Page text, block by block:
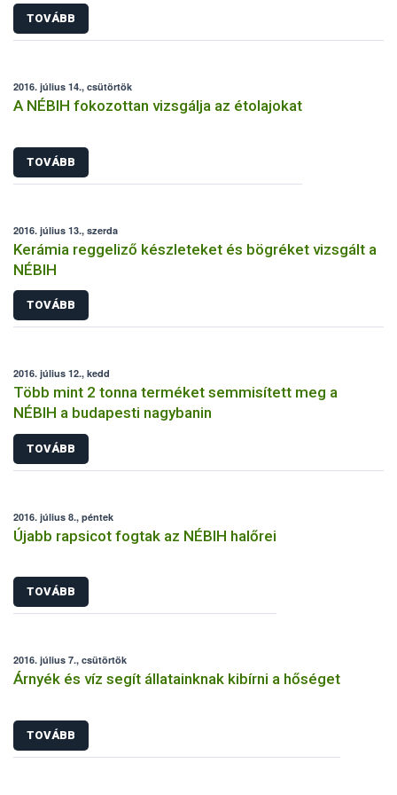
TOVÁBB
2016. július 14., csütörtök
A NÉBIH fokozottan vizsgálja az étolajokat
TOVÁBB
2016. július 13., szerda
Kerámia reggeliző készleteket és bögréket vizsgált a
NÉBIH
TOVÁBB
2016. július 12., kedd
Több mint 2 tonna terméket semmisített meg a
NÉBIH a budapesti nagybanin
TOVÁBB
2016. július 8., péntek
Újabb rapsicot fogtak az NÉBIH halőrei
TOVÁBB
2016. július 7., csütörtök
Árnyék és víz segít állatainknak kibírni a hőséget
TOVÁBB